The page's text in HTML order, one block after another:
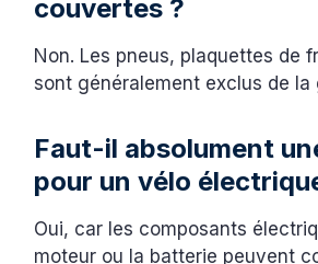
couvertes ?
Non. Les pneus, plaquettes de
sont généralement exclus de la
Faut-il absolument
pour un vélo
Oui, car les composants
moteur ou la batterie peuvent